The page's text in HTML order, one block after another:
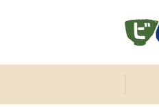
ここからサイト内共通メニューで
サイト内共通メニューをスキップ